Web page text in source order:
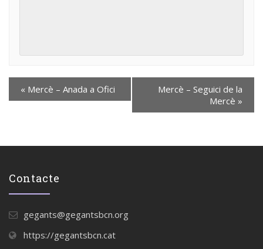
« Mercè – Anada a Ofici
Mercè – Seguici de la
Mercè »
Contacte
gegants@gegantsbcn.org
https://gegantsbcn.cat